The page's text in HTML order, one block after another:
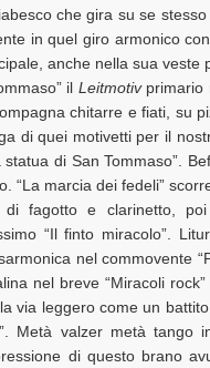
che gira su se
in quel giro armonico
anche nella sua veste
il Leitmotivprimario
chitarre e fiati, su
di quei motivetti per il
di San Tommaso”.
“La marcia dei fedeli”
di fagotto e clarinetto,
“Il finto miracolo”.
nel commovente
nel breve “Miracoli
via leggero come un
Metà valzer metà tango
di questo brano